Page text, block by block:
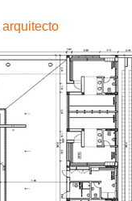
arquitecto